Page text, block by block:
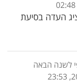
העדה בסיעת
לשנה הבאה